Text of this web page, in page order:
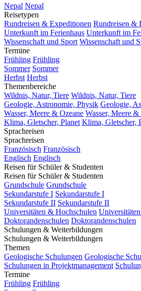
Nepal Nepal
Reisetypen
Rundreisen & Expeditionen Rundreisen &
Unterkunft im Ferienhaus Unterkunft im
Wissenschaft und Sport Wissenschaft und
Termine
Frühling Frühling
Sommer Sommer
Herbst Herbst
Themenbereiche
Wildnis, Natur, Tiere Wildnis, Natur, Tiere
Geologie, Astronomie, Physik Geologie,
Wasser, Meere & Ozeane Wasser, Meere &
Klima, Gletscher, Planet Klima, Gletscher,
Sprachreisen
Sprachreisen
Französisch Französisch
Englisch Englisch
Reisen für Schüler & Studenten
Reisen für Schüler & Studenten
Grundschule Grundschule
Sekundarstufe I Sekundarstufe I
Sekundarstufe II Sekundarstufe II
Universitäten & Hochschulen
Doktorandenschulen Doktorandenschulen
Schulungen & Weiterbildungen
Schulungen & Weiterbildungen
Themen
Geologische Schulungen Geologische
Schulungen in Projektmanagement
Termine
Frühling Frühling